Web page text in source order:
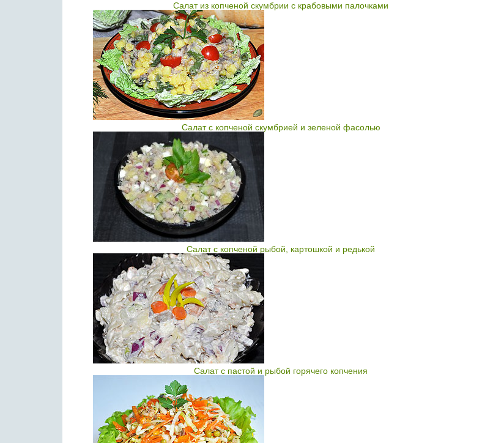
Салат из копченой скумбрии с крабовыми палочками
Салат с копченой скумбрией и зеленой фасолью
Салат с копченой рыбой, картошкой и редькой
Салат с пастой и рыбой горячего копчения